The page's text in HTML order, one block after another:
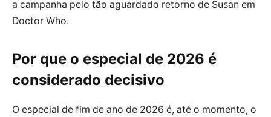
a campanha pelo tão aguardado retorno de Susan em
Doctor Who.
Por que o especial de 2026 é
considerado decisivo
O especial de fim de ano de 2026 é, até o momento, o